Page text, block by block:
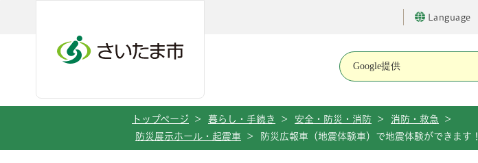
Language
トップページ > 暮らし・手続き > 安全・防災・消防 > 消防・救急
>
防災展示ホール・起震車
> 防災広報車（地震体験車）で地震体験ができます！